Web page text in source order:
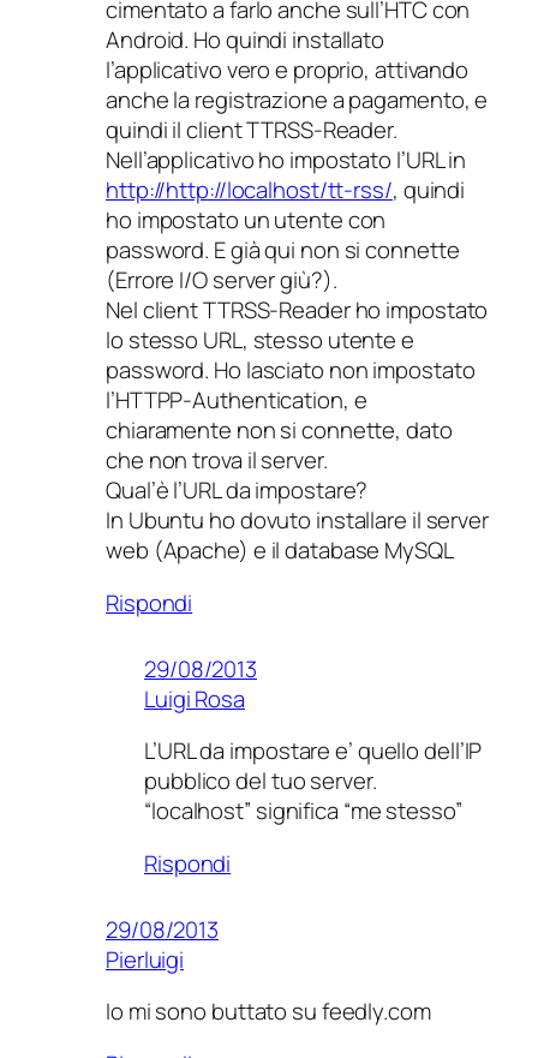
cimentato a farlo anche sull’HTC con
Android. Ho quindi installato
l’applicativo vero e proprio, attivando
anche la registrazione a pagamento, e
quindi il client TTRSS-Reader.
Nell’applicativo ho impostato l’URL in
http://http://localhost/tt-rss/, quindi
ho impostato un utente con
password. E già qui non si connette
(Errore I/O server giù?).
Nel client TTRSS-Reader ho impostato
lo stesso URL, stesso utente e
password. Ho lasciato non impostato
l’HTTPP-Authentication, e
chiaramente non si connette, dato
che non trova il server.
Qual’è l’URL da impostare?
In Ubuntu ho dovuto installare il server
web (Apache) e il database MySQL
Rispondi
29/08/2013
Luigi Rosa
L’URL da impostare e’ quello dell’IP
pubblico del tuo server.
“localhost” significa “me stesso”
Rispondi
29/08/2013
Pierluigi
Io mi sono buttato su feedly.com